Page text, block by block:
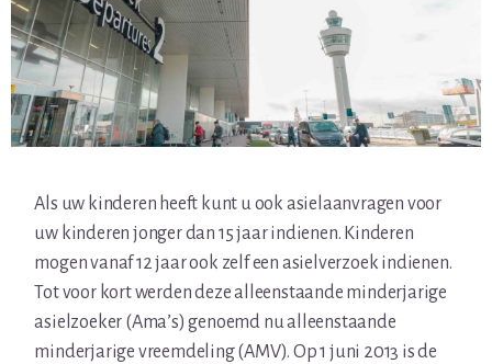
Als uw kinderen heeft kunt u ook asielaanvragen voor
uw kinderen jonger dan 15 jaar indienen. Kinderen
mogen vanaf 12 jaar ook zelf een asielverzoek indienen.
Tot voor kort werden deze alleenstaande minderjarige
asielzoeker (Ama’s) genoemd nu alleenstaande
minderjarige vreemdeling (AMV). Op 1 juni 2013 is de